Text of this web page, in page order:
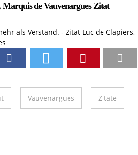
Marquis de Vauvenargues Zitat
Vauvenargues Zitate